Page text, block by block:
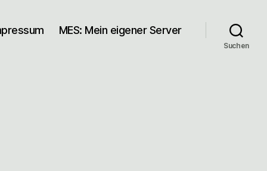
MES: Mein eigener Server
Suchen